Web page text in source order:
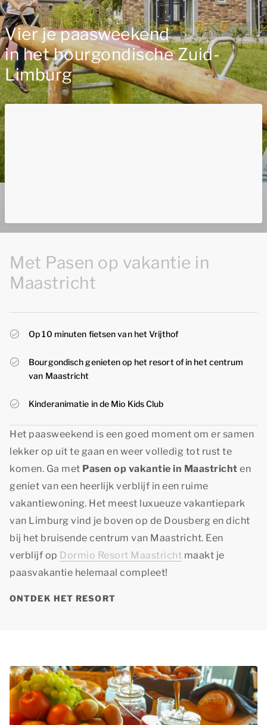
Vier je paasweekend
in het bourgondische Zuid-
Limburg
Met Pasen op vakantie in
Maastricht
Op 10 minuten fietsen van het Vrijthof
Bourgondisch genieten op het resort of in het centrum
van Maastricht
Kinderanimatie in de Mio Kids Club
Het paasweekend is een goed moment om er samen
lekker op uit te gaan en weer volledig tot rust te
komen. Ga met Pasen op vakantie in Maastricht en
geniet van een heerlijk verblijf in een ruime
vakantiewoning. Het meest luxueuze vakantiepark
van Limburg vind je boven op de Dousberg en dicht
bij het bruisende centrum van Maastricht. Een
verblijf op Dormio Resort Maastricht maakt je
paasvakantie helemaal compleet!
ONTDEK HET RESORT